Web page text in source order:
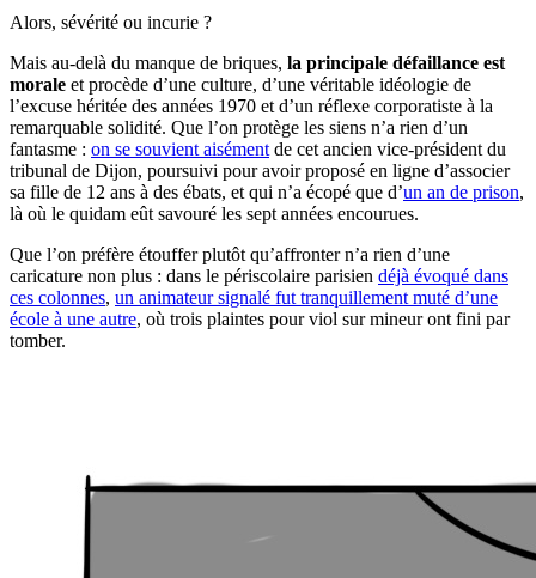
Alors, sévérité ou incurie ?
Mais au-delà du manque de briques, la principale défaillance est
morale et procède d’une culture, d’une véritable idéologie de
l’excuse héritée des années 1970 et d’un réflexe corporatiste à la
remarquable solidité. Que l’on protège les siens n’a rien d’un
fantasme : on se souvient aisément de cet ancien vice-président du
tribunal de Dijon, poursuivi pour avoir proposé en ligne d’associer
sa fille de 12 ans à des ébats, et qui n’a écopé que d’un an de prison,
là où le quidam eût savouré les sept années encourues.
Que l’on préfère étouffer plutôt qu’affronter n’a rien d’une
caricature non plus : dans le périscolaire parisien déjà évoqué dans
ces colonnes, un animateur signalé fut tranquillement muté d’une
école à une autre, où trois plaintes pour viol sur mineur ont fini par
tomber.